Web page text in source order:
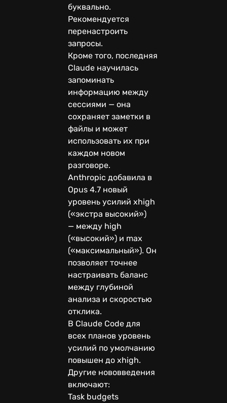
буквально.
Рекомендуется
перенастроить
запросы.
Кроме того, последняя
Claude научилась
запоминать
информацию между
сессиями — она
сохраняет заметки в
файлы и может
использовать их при
каждом новом
разговоре.
Anthropic добавила в
Opus 4.7 новый
уровень усилий xhigh
(«экстра высокий»)
— между high
(«высокий») и max
(«максимальный»). Он
позволяет точнее
настраивать баланс
между глубиной
анализа и скоростью
отклика.
В Claude Code для
всех планов уровень
усилий по умолчанию
повышен до xhigh.
Другие нововведения
включают:
Task budgets